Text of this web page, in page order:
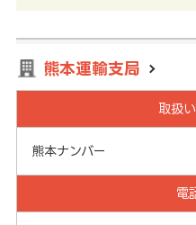
熊本運輸支局
取扱
熊本ナンバー
電